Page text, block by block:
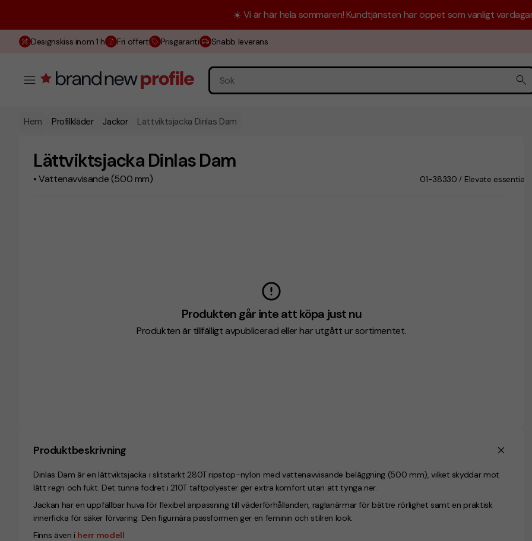
☀️ Vi är här hela sommaren! Kundtjänsten har öppet som vanligt vardagar
Designskiss inom 1 h Fri offert Prisgaranti Snabb leverans
Hem Profilkläder Jackor Lättviktsjacka Dinlas Dam
Lättviktsjacka Dinlas Dam
• Vattenavvisande (500 mm) 01-38330 / Elevate essentials
Produkten går inte att köpa just nu
Produkten är tillfälligt avpublicerad eller har utgått ur sortimentet.
Produktbeskrivning
Dinlas Dam är en lättviktsjacka i slitstarkt 280T ripstop-nylon med vattenavvisande beläggning (500 mm), vilket skyddar mot
lätt regn och fukt. Det tunna fodret i 210T taftpolyester ger extra komfort utan att tynga ner.
Jackan har en uppfällbar huva för flexibel anpassning till väderförhållanden, raglanärmar för bättre rörlighet samt en praktisk
innerficka för säker förvaring. Den figurnära passformen ger en feminin och stilren look.
Finns även i herr modell